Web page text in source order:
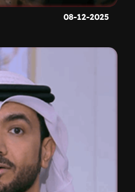
08-12-2025